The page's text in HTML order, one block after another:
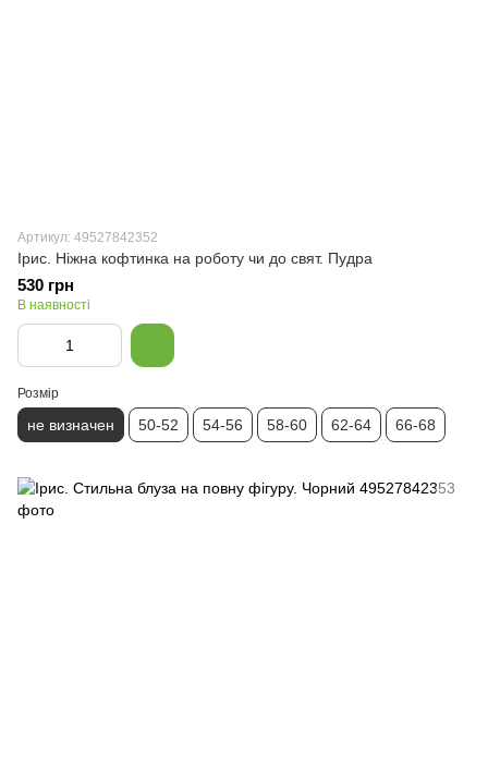
Артикул: 49527842352
Ірис. Ніжна кофтинка на роботу чи до свят. Пудра
530 грн
В наявності
Розмір
не визначен 50-52 54-56 58-60 62-64 66-68